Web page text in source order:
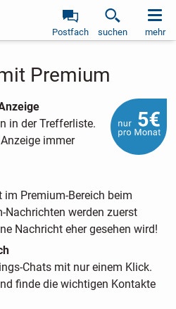
Postfach suchen mehr
Premium
in der Trefferliste.
immer
im Premium-Bereich beim
Nachrichten werden zuerst
Nachricht eher gesehen wird!
Chats mit nur einem Klick.
finde die wichtigen Kontakte